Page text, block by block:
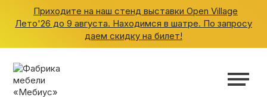
Приходите на наш стенд выставки Open Village
Лето'26 до 9 августа. Находимся в шатре. По запросу
даем скидку на билет!
ШКАФЫ
КУХНИ